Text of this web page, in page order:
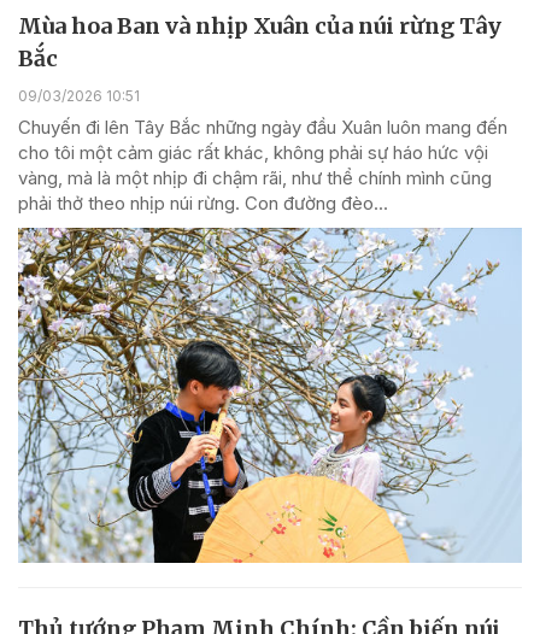
Mùa hoa Ban và nhịp Xuân của núi rừng Tây
Bắc
09/03/2026 10:51
Chuyến đi lên Tây Bắc những ngày đầu Xuân luôn mang đến
cho tôi một cảm giác rất khác, không phải sự háo hức vội
vàng, mà là một nhịp đi chậm rãi, như thể chính mình cũng
phải thở theo nhịp núi rừng. Con đường đèo...